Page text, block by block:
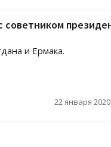
советником
и Ермака.
22 января